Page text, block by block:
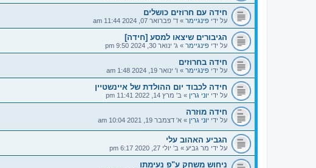
חידה עם חרוזים כושלים
על ידי פינגיימר » ד' פברואר 07, 2024 11:44 am
הגיבורים שיצאו למסע [חידה]
על ידי פינגיימר » ג' ינואר 30, 2024 9:50 pm
חידה בחרוזים
על ידי פינגיימר » ו' ינואר 19, 2024 1:48 am
חידה לכבוד יום ההולדת של איינשטיין
על ידי יוני גרין » ב' מרץ 14, 2022 11:41 pm
חידה מוזרה
על ידי יוני גרין » א' דצמבר 19, 2021 10:04 am
הגביע האהוב עלי
על ידי מר גביע » ב' יולי 27, 2020 6:17 pm
ניחוש משחק ע"פ נעימתו